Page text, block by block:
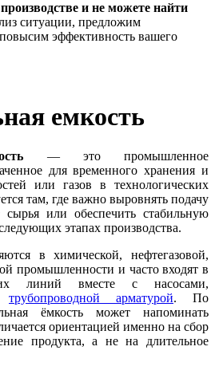
и не можете найти
ситуации, предложим
эффективность вашего
емкость
— это промышленное
для временного хранения и
или газов в технологических
там, где важно выровнять подачу
сырья или обеспечить стабильную
этапах производства.
в химической, нефтегазовой,
промышленности и часто входят в
линий вместе с насосами,
трубопроводной арматурой. По
ёмкость может напоминать
ориентацией именно на сбор
продукта, а не на длительное